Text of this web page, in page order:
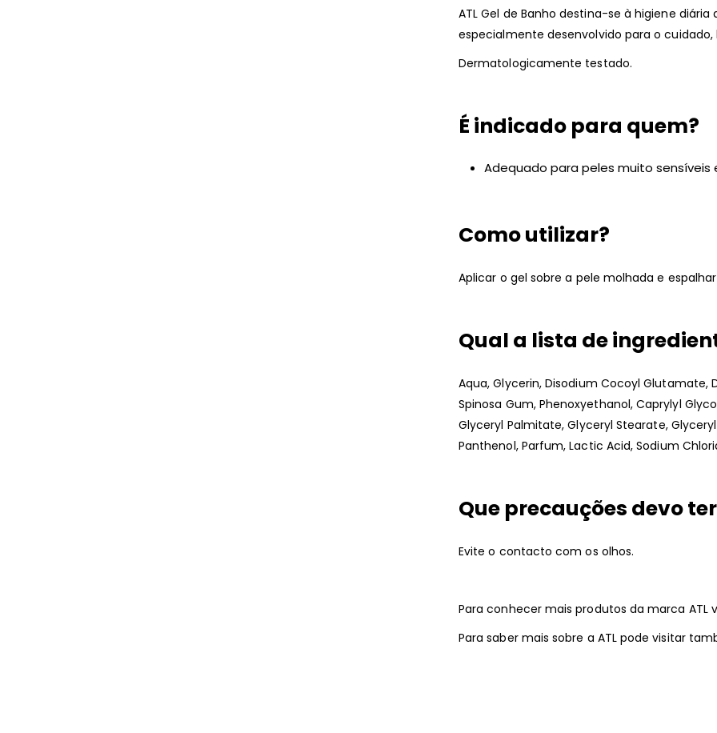
ATL Gel de Banho destina-se à higiene
especialmente desenvolvido para o
Dermatologicamente testado.
É indicado para quem?
Adequado para peles muito sensíveis
Como utilizar?
Aplicar o gel sobre a pele molhada e
Qual a lista de
Aqua, Glycerin, Disodium Cocoyl Glutamate,
Spinosa Gum, Phenoxyethanol, Caprylyl
Glyceryl Palmitate, Glyceryl Stearate,
Panthenol, Parfum, Lactic Acid, Sodium
Que precauções devo
Evite o contacto com os olhos.
Para conhecer mais produtos da marca ATL
Para saber mais sobre a ATL pode visitar